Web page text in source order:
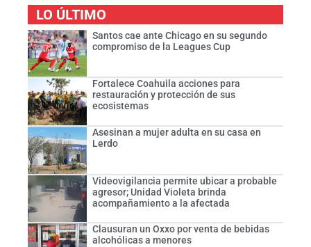
LO ÚLTIMO
Santos cae ante Chicago en su segundo
compromiso de la Leagues Cup
Fortalece Coahuila acciones para
restauración y protección de sus
ecosistemas
Asesinan a mujer adulta en su casa en
Lerdo
Videovigilancia permite ubicar a probable
agresor; Unidad Violeta brinda
acompañamiento a la afectada
Clausuran un Oxxo por venta de bebidas
alcohólicas a menores